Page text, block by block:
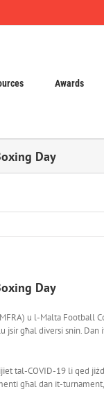
Awards
Day
Day
u l-Malta Football
jsir għal diversi snin.
COVID-19 li qed
għal dan it-